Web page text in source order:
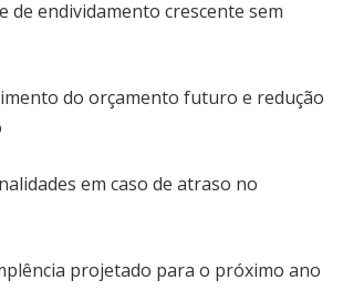
de endividamento crescente sem
do orçamento futuro e redução
em caso de atraso no
projetado para o próximo ano